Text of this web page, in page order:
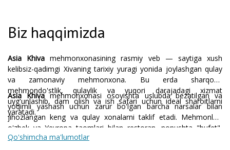
Biz haqqimizda
Asia Khiva mehmonxonasining rasmiy veb — saytiga xush
kelibsiz-qadimgi Xivaning tarixiy yuragi yonida joylashgan qulay
va zamonaviy mehmonxona. Bu erda sharqona
mehmondo'stlik, qulaylik va yuqori darajadagi xizmat
uyg'unlashib, dam olish va ish safari uchun ideal sharoitlarni
yaratadi.
Asia Khivamehmonxonasi osoyishta uslubda bezatilgan va
yoqimli yashash uchun zarur bo'lgan barcha narsalar bilan
jihozlangan keng va qulay xonalarni taklif etadi. Mehmonlar-
o'zbek va Yevropa taomlari bilan restoran, nonushta "bufet",
basseyn, fin saunasi, massaj va dam olish maskanlari.
Qo'shimcha ma'lumotlar